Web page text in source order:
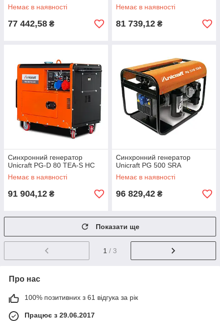
Немає в наявності
77 442,58 ₴
Немає в наявності
81 739,12 ₴
Синхронний генератор
Unicraft PG-D 80 TEA-S HC
Немає в наявності
91 904,12 ₴
Синхронний генератор
Unicraft PG 500 SRA
Немає в наявності
96 829,42 ₴
Показати ще
1 / 3
Про нас
100% позитивних з 61 відгука за рік
Працює з 29.06.2017